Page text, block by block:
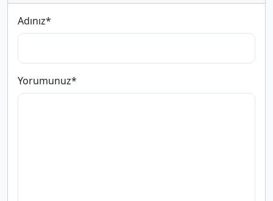
Adınız*
Yorumunuz*